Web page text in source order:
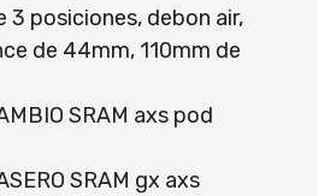
3 posiciones, debon air,
de 44mm, 110mm de
SRAM axs pod
SRAM gx axs